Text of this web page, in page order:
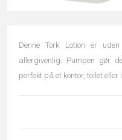
Denne Tork Lotion er
allergivenlig. Pumpen gør
perfekt på et kontor, toilet eller